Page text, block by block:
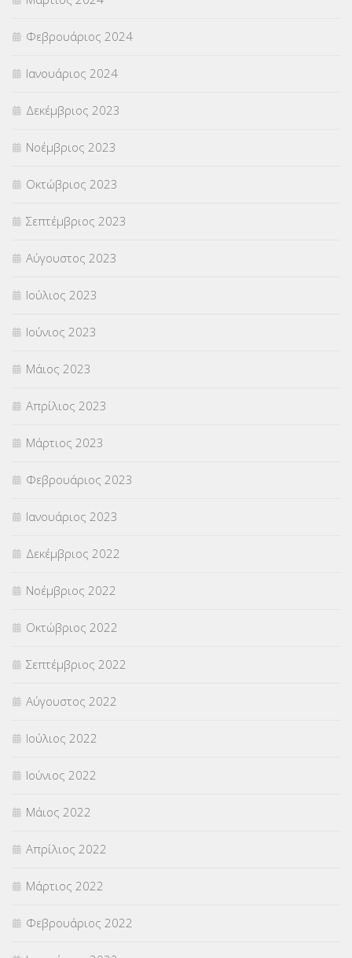
Φεβρουάριος 2024
Ιανουάριος 2024
Δεκέμβριος 2023
Νοέμβριος 2023
Οκτώβριος 2023
Σεπτέμβριος 2023
Αύγουστος 2023
Ιούλιος 2023
Ιούνιος 2023
Μάιος 2023
Απρίλιος 2023
Μάρτιος 2023
Φεβρουάριος 2023
Ιανουάριος 2023
Δεκέμβριος 2022
Νοέμβριος 2022
Οκτώβριος 2022
Σεπτέμβριος 2022
Αύγουστος 2022
Ιούλιος 2022
Ιούνιος 2022
Μάιος 2022
Απρίλιος 2022
Μάρτιος 2022
Φεβρουάριος 2022